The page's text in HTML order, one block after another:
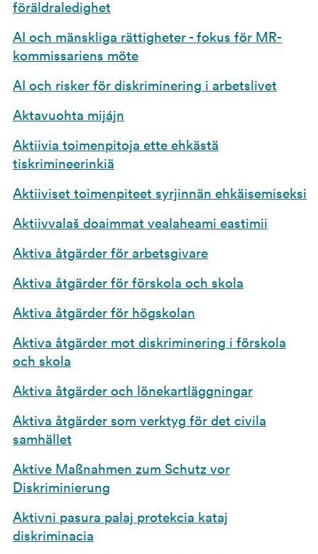
föräldraledighet
AI och mänskliga rättigheter - fokus för MR-
kommissariens möte
AI och risker för diskriminering i arbetslivet
Aktavuohta mijájn
Aktiivia toimenpitoja ette ehkästä
tiskrimineerinkiä
Aktiiviset toimenpiteet syrjinnän ehkäisemiseksi
Aktiivvalaš doaimmat vealaheami eastimii
Aktiva åtgärder för arbetsgivare
Aktiva åtgärder för förskola och skola
Aktiva åtgärder för högskolan
Aktiva åtgärder mot diskriminering i förskola
och skola
Aktiva åtgärder och lönekartläggningar
Aktiva åtgärder som verktyg för det civila
samhället
Aktive Maßnahmen zum Schutz vor
Diskriminierung
Aktivni pasura palaj protekcia kataj
diskriminacia